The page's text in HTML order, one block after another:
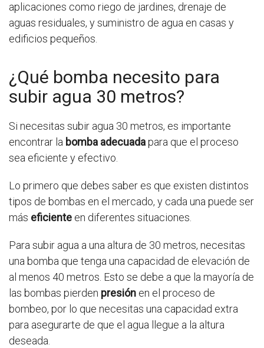
aplicaciones como riego de jardines, drenaje de
aguas residuales, y suministro de agua en casas y
edificios pequeños.
¿Qué bomba necesito para
subir agua 30 metros?
Si necesitas subir agua 30 metros, es importante
encontrar la bomba adecuadapara que el proceso
sea eficiente y efectivo.
Lo primero que debes saber es que existen distintos
tipos de bombas en el mercado, y cada una puede ser
más eficiente en diferentes situaciones.
Para subir agua a una altura de 30 metros, necesitas
una bomba que tenga una capacidad de elevación de
al menos 40 metros. Esto se debe a que la mayoría de
las bombas pierden presión en el proceso de
bombeo, por lo que necesitas una capacidad extra
para asegurarte de que el agua llegue a la altura
deseada.